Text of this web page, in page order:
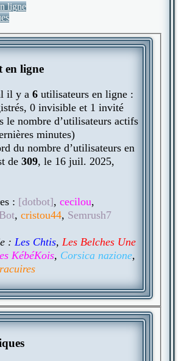
ligne
en ligne
il y a 6utilisateurs en ligne :
0 invisible et 1 invité
le nombre d’utilisateurs actifs
minutes)
du nombre d’utilisateurs en
de 309, le 16 juil. 2025,
: [dotbot], cecilou,
, cristou44, Semrush7
: Les Chtis, Les Belches Une
KébéKois, Corsica nazione,